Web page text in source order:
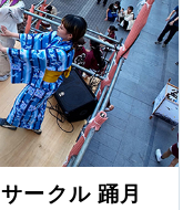
ークル 踊月